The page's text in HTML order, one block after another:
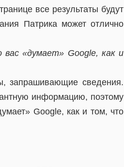
все результаты будут
Патрика может отлично
«думает» Google, как и
запрашивающие сведения.
информацию, поэтому
Google, как и том, что